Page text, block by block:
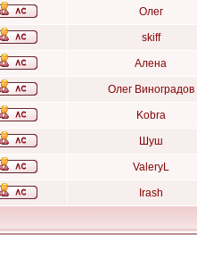
Олег
skiff
Алена
Олег Виноградов
Kobra
Шуш
ValeryL
Irash